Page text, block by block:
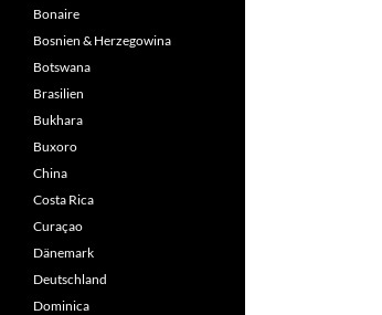
Bonaire
Bosnien & Herzegowina
Botswana
Brasilien
Bukhara
Buxoro
China
Costa Rica
Curaçao
Dänemark
Deutschland
Dominica